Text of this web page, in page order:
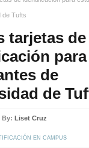
de Tufts
tarjetas de
para
de
de
By: Liset Cruz
EN CAMPUS